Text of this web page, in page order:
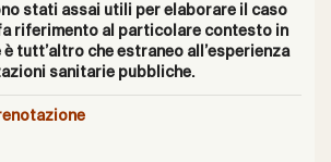
stati assai utili per elaborare il caso
riferimento al particolare contesto in
è tutt’altro che estraneo all’esperienza
sanitarie pubbliche.